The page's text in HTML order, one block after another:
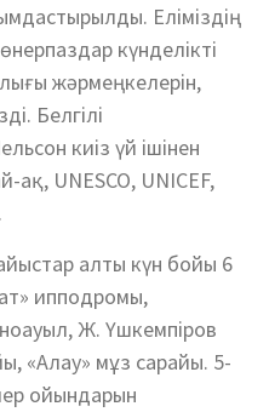
Еліміздің
күнделікті
жәрмеңкелерін,
Белгілі
киіз үй ішінен
UNESCO, UNICEF,
алты күн бойы 6
ипподромы,
Ж. Үшкемпіров
«Алау» мұз сарайы. 5-
ойындарын